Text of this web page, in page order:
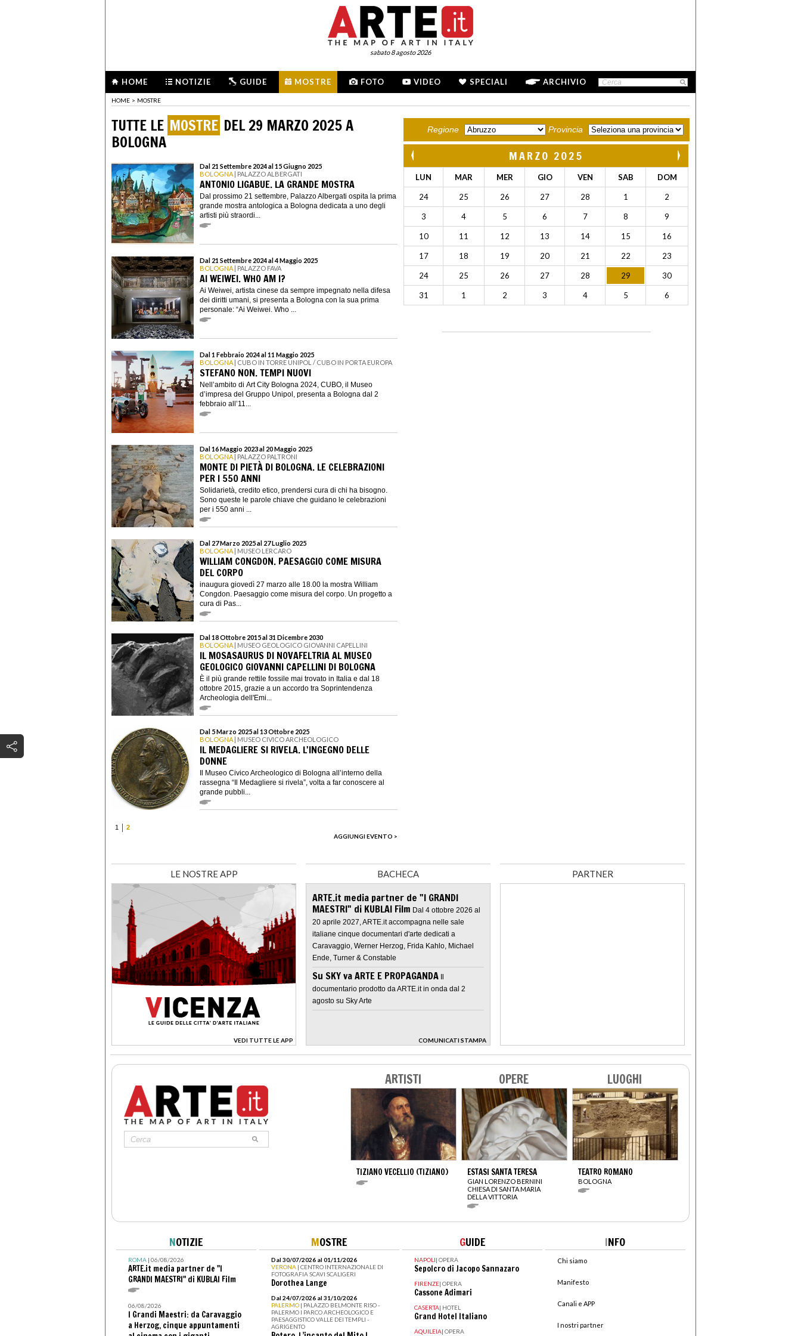
sabato 8 agosto 2026
HOME NOTIZIE GUIDE MOSTRE FOTO VIDEO SPECIALI ARCHIVIO
HOME > MOSTRE
TUTTE LE MOSTRE DEL 29 MARZO 2025 A
BOLOGNA
Dal 21 Settembre 2024 al 15 Giugno 2025
BOLOGNA | PALAZZO ALBERGATI
ANTONIO LIGABUE. LA GRANDE MOSTRA
Dal prossimo 21 settembre, Palazzo Albergati ospita la prima
grande mostra antologica a Bologna dedicata a uno degli
artisti più straordi...
Dal 21 Settembre 2024 al 4 Maggio 2025
BOLOGNA | PALAZZO FAVA
AI WEIWEI. WHO AM I?
Ai Weiwei, artista cinese da sempre impegnato nella difesa
dei diritti umani, si presenta a Bologna con la sua prima
personale: “Ai Weiwei. Who ...
Dal 1 Febbraio 2024 al 11 Maggio 2025
BOLOGNA | CUBO IN TORRE UNIPOL / CUBO IN PORTA EUROPA
STEFANO NON. TEMPI NUOVI
Nell’ambito di Art City Bologna 2024, CUBO, il Museo
d’impresa del Gruppo Unipol, presenta a Bologna dal 2
febbraio all’11...
Dal 16 Maggio 2023 al 20 Maggio 2025
BOLOGNA | PALAZZO PALTRONI
MONTE DI PIETÀ DI BOLOGNA. LE CELEBRAZIONI
PER I 550 ANNI
Solidarietà, credito etico, prendersi cura di chi ha bisogno.
Sono queste le parole chiave che guidano le celebrazioni
per i 550 anni ...
Dal 27 Marzo 2025 al 27 Luglio 2025
BOLOGNA | MUSEO LERCARO
WILLIAM CONGDON. PAESAGGIO COME MISURA
DEL CORPO
inaugura giovedì 27 marzo alle 18.00 la mostra William
Congdon. Paesaggio come misura del corpo. Un progetto a
cura di Pas...
Dal 18 Ottobre 2015 al 31 Dicembre 2030
BOLOGNA | MUSEO GEOLOGICO GIOVANNI CAPELLINI
IL MOSASAURUS DI NOVAFELTRIA AL MUSEO
GEOLOGICO GIOVANNI CAPELLINI DI BOLOGNA
È il più grande rettile fossile mai trovato in Italia e dal 18
ottobre 2015, grazie a un accordo tra Soprintendenza
Archeologia dell'Emi...
Dal 5 Marzo 2025 al 13 Ottobre 2025
BOLOGNA | MUSEO CIVICO ARCHEOLOGICO
IL MEDAGLIERE SI RIVELA. L'INGEGNO DELLE
DONNE
Il Museo Civico Archeologico di Bologna all’interno della
rassegna “Il Medagliere si rivela”, volta a far conoscere al
grande pubbli...
1
2
AGGIUNGI EVENTO >
Regione Provincia
MARZO 2025
LUN MAR MER GIO VEN SAB DOM
24 25 26 27 28 1 2
3 4 5 6 7 8 9
10 11 12 13 14 15 16
17 18 19 20 21 22 23
24 25 26 27 28 29 30
31 1 2 3 4 5 6
LE NOSTRE APP
VEDI TUTTE LE APP
>
BACHECA
ARTE.it media partner de "I GRANDI
MAESTRI" di KUBLAI Film Dal 4 ottobre 2026 al
20 aprile 2027, ARTE.it accompagna nelle sale
italiane cinque documentari d'arte dedicati a
Caravaggio, Werner Herzog, Frida Kahlo, Michael
Ende, Turner & Constable
Su SKY va ARTE E PROPAGANDA
documentario prodotto da ARTE.it in onda dal 2
agosto su Sky Arte
COMUNICATI STAMPA
>
PARTNER
ARTISTI
TIZIANO VECELLIO (TIZIANO)
OPERE
ESTASI SANTA TERESA
GIAN LORENZO BERNINI
CHIESA DI SANTA MARIA
DELLA VITTORIA
LUOGHI
TEATRO ROMANO
BOLOGNA
NOTIZIE
ROMA| 06/08/2026
ARTE.it media partner de "I
GRANDI MAESTRI" di KUBLAI Film
06/08/2026
I Grandi Maestri: da Caravaggio
a Herzog, cinque appuntamenti
MOSTRE
Dal 30/07/2026 al 01/11/2026
VERONA | CENTRO INTERNAZIONALE DI
FOTOGRAFIA SCAVI SCALIGERI
Dorothea Lange
Dal 24/07/2026 al 31/10/2026
PALERMO | PALAZZO BELMONTE RISO -
PALERMO I PARCO ARCHEOLOGICO E
PAESAGGISTICO VALLE DEI TEMPLI -
AGRIGENTO
GUIDE
NAPOLI| OPERA
Sepolcro di Jacopo Sannazaro
FIRENZE| OPERA
Cassone Adimari
CASERTA| HOTEL
Grand Hotel Italiano
AQUILEIA| OPERA
INFO
Chi siamo
Manifesto
Canali e APP
I nostri partner